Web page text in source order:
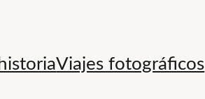
Viajes fotográficos